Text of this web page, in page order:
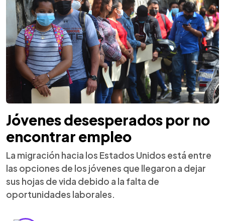
Jóvenes desesperados por no
encontrar empleo
La migración hacia los Estados Unidos está entre
las opciones de los jóvenes que llegaron a dejar
sus hojas de vida debido a la falta de
oportunidades laborales.